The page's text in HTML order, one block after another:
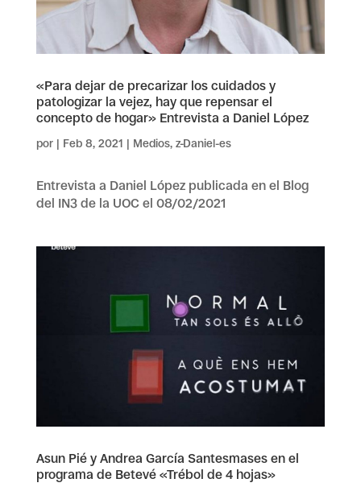
«Para dejar de precarizar los cuidados y
patologizar la vejez, hay que repensar el
concepto de hogar» Entrevista a Daniel López
por | Feb 8, 2021 | Medios, z-Daniel-es
Entrevista a Daniel López publicada en el Blog
del IN3 de la UOC el 08/02/2021
Asun Pié y Andrea García Santesmases en el
programa de Betevé «Trébol de 4 hojas»